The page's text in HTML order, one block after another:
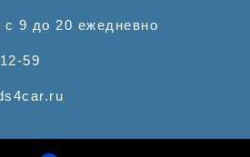
9 до 20 ежедневно
59